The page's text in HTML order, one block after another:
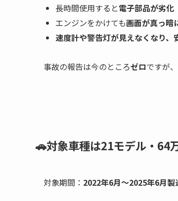
長時間使用すると電子部品が劣化
エンジンをかけても画面が真っ暗
速度計や警告灯が見えなくなり、
事故の報告は今のところゼロですが
🚗対象車種は21モデル・64
対象期間： 2022年6月〜2025年6月製